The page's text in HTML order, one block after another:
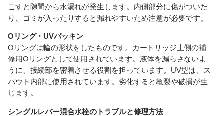
こすと隙間から水漏れが発生します。内側部分に傷がついた
り、ゴミが入ったりすると漏れやすいため注意が必要です。
Oリング・UVパッキン
Oリングは輪の形状をしたものです。カートリッジ上側の補
修用Oリングとして使用されています。液体を漏らさないよ
うに、接続部を密着させる役割を担っています。UV型は、ス
パウト内部に使用されています。劣化すると亀裂や破損が生
じます。
シングルレバー混合水栓のトラブルと修理方法